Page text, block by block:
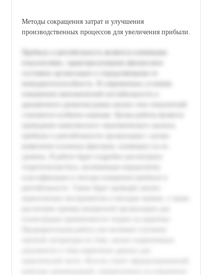
Методы сокращения затрат и улучшения
производственных процессов для увеличения прибыли.